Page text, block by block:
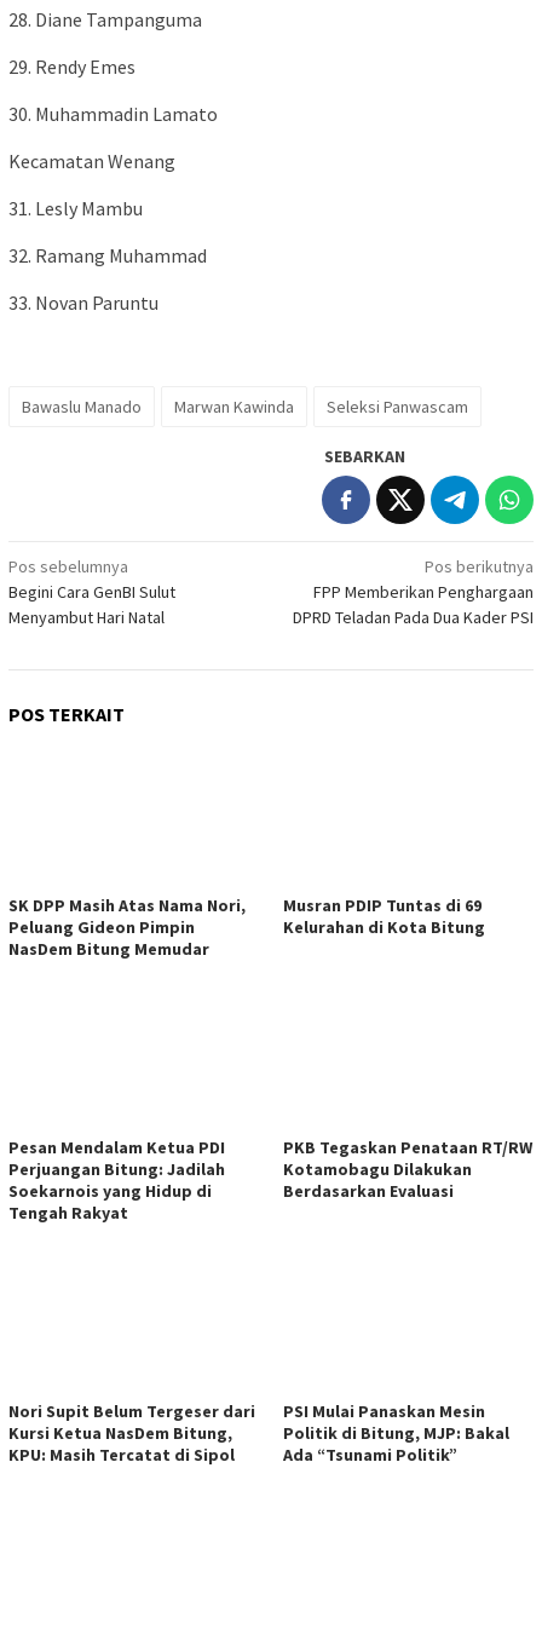
28. Diane Tampanguma
29. Rendy Emes
30. Muhammadin Lamato
Kecamatan Wenang
31. Lesly Mambu
32. Ramang Muhammad
33. Novan Paruntu
Bawaslu Manado Marwan Kawinda Seleksi Panwascam
SEBARKAN
Navigasi
pos
Pos sebelumnya
Begini Cara GenBI Sulut
Menyambut Hari Natal
Pos berikutnya
FPP Memberikan Penghargaan
DPRD Teladan Pada Dua Kader PSI
POS TERKAIT
SK DPP Masih Atas Nama Nori,
Peluang Gideon Pimpin
NasDem Bitung Memudar
Musran PDIP Tuntas di 69
Kelurahan di Kota Bitung
Pesan Mendalam Ketua PDI
Perjuangan Bitung: Jadilah
Soekarnois yang Hidup di
Tengah Rakyat
PKB Tegaskan Penataan RT/RW
Kotamobagu Dilakukan
Berdasarkan Evaluasi
Nori Supit Belum Tergeser dari
Kursi Ketua NasDem Bitung,
KPU: Masih Tercatat di Sipol
PSI Mulai Panaskan Mesin
Politik di Bitung, MJP: Bakal
Ada “Tsunami Politik”